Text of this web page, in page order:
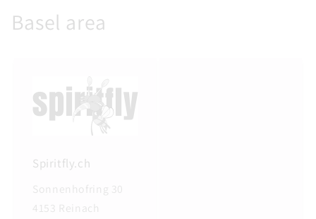
Basel area
Spiritfly.ch
Sonnenhofring 30
4153 Reinach